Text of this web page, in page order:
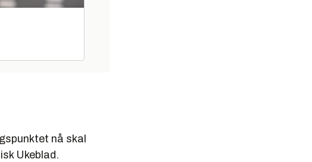
nå skal
Ukeblad.